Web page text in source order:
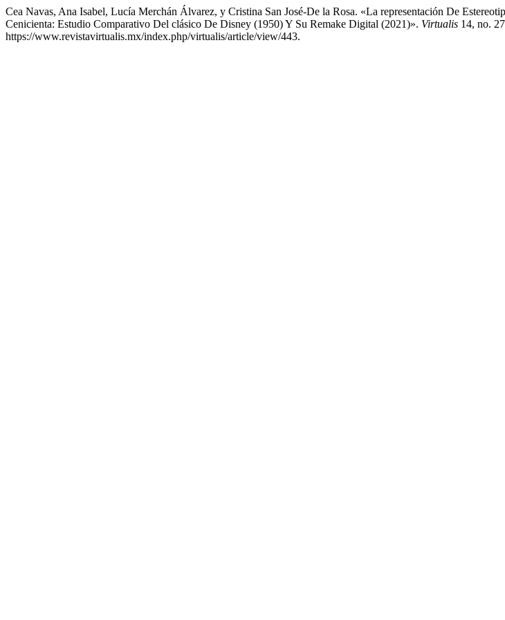
Cea Navas, Ana Isabel, Lucía Merchán Álvarez, y Cristina San José-De la Rosa. «La representación De
Cenicienta: Estudio Comparativo Del clásico De Disney (1950) Y Su Remake Digital (2021)». Virtualis 14, no.
https://www.revistavirtualis.mx/index.php/virtualis/article/view/443.